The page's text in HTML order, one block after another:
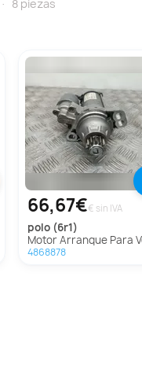
8 piezas
66,67€€ sin IVA
polo (6r1)
Motor Arranque Para Volkswagen
4868878